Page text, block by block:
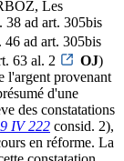
Les
38 ad art. 305bis
ad art. 305bis
63 al. 2 OJ)
l'argent provenant
d'une
des constatations
IV 222 consid. 2),
en réforme. La